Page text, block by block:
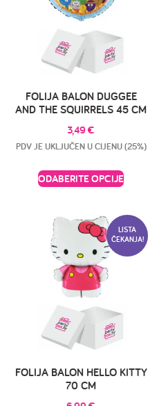
FOLIJA BALON DUGGEE
AND THE SQUIRRELS 45 CM
3,49€
PDV JE UKLJUČEN U CIJENU (25%)
ODABERITE OPCIJE
LISTA
ČEKANJA!
FOLIJA BALON HELLO KITTY
70 CM